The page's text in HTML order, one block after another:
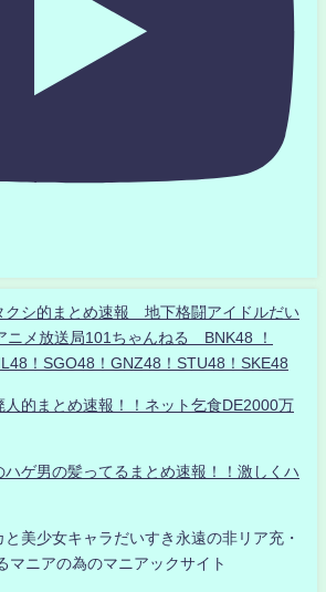
シ的まとめ速報 地下格闘アイドルだい
メ放送局101ちゃんねる BNK48 ！
！SGO48！GNZ48！STU48！SKE48
人的まとめ速報！！ネット乞食DE2000万
ハゲ男の髪ってるまとめ速報！！激しくハ
美少女キャラだいすき永遠の非リア充・
マニアの為のマニアックサイト